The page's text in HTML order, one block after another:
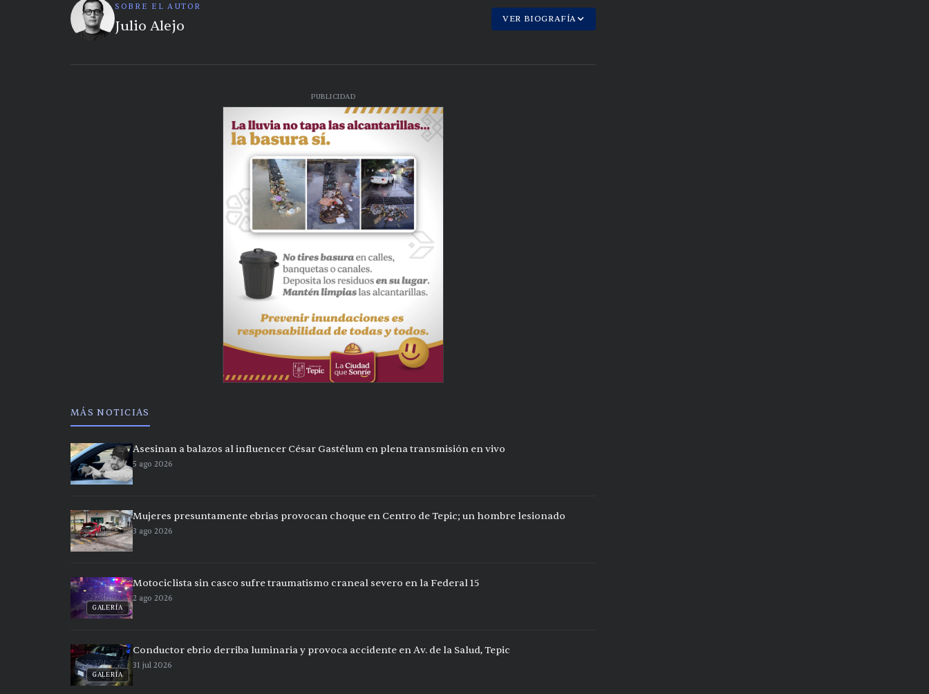
SOBRE EL AUTOR
Julio Alejo VER BIOGRAFÍA
PUBLICIDAD
MÁS NOTICIAS
Asesinan a balazos al influencer César Gastélum en plena transmisión en vivo
5 ago 2026
Mujeres presuntamente ebrias provocan choque en Centro de Tepic; un hombre lesionado
3 ago 2026
GALERÍA
Motociclista sin casco sufre traumatismo craneal severo en la Federal 15
2 ago 2026
GALERÍA
Conductor ebrio derriba luminaria y provoca accidente en Av. de la Salud, Tepic
31 jul 2026